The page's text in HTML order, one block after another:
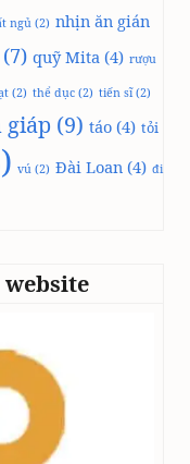
ngủ (2) nhịn ăn gián
(7) quỹ Mita (4) rượu
(2) thể dục (2) tiến sĩ(2)
giáp (9) táo (4) tỏi
vú (2) Đài Loan (4) đi
website